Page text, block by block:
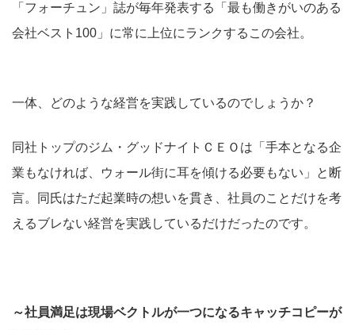
「フォーチュン」誌が毎年発表する「最も働きがいのある
会社ベスト100」に常に上位にランクするこの会社。
一体、どのような経営を実践しているのでしょうか？
同社トップのジム・グッドナイトＣＥＯは「手本となる企
業もなければ、ウォール街に耳を傾ける必要もない」と断
言。同氏はただ起業時の想いを貫き、社員のことだけを考
えるブレない経営を実践しているだけだったのです。
～社員満足は現場ベクトルが一つになるキャッチコピーが